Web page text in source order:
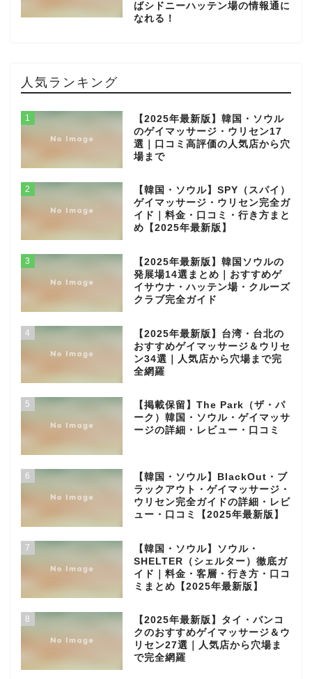
ばシドニーハッテン場の情報通に
なれる！
人気ランキング
1
【2025年最新版】韓国・ソウル
のゲイマッサージ・ウリセン17
選｜口コミ高評価の人気店から穴
場まで
2
【韓国・ソウル】SPY（スパイ）
ゲイマッサージ・ウリセン完全ガ
イド｜料金・口コミ・行き方まと
め【2025年最新版】
3
【2025年最新版】韓国ソウルの
発展場14選まとめ｜おすすめゲ
イサウナ・ハッテン場・クルーズ
クラブ完全ガイド
4
【2025年最新版】台湾・台北の
おすすめゲイマッサージ＆ウリセ
ン34選｜人気店から穴場まで完
全網羅
5
【掲載保留】The Park（ザ・パ
ーク）韓国・ソウル・ゲイマッサ
ージの詳細・レビュー・口コミ
6
【韓国・ソウル】BlackOut・ブ
ラックアウト・ゲイマッサージ・
ウリセン完全ガイドの詳細・レビ
ュー・口コミ【2025年最新版】
7
【韓国・ソウル】ソウル・
SHELTER（シェルター）徹底ガ
イド｜料金・客層・行き方・口コ
ミまとめ【2025年最新版】
8
【2025年最新版】タイ・バンコ
クのおすすめゲイマッサージ＆ウ
リセン27選｜人気店から穴場ま
で完全網羅